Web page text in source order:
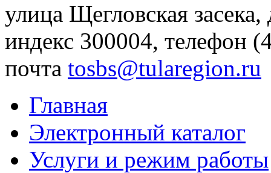
улица Щегловская
индекс 300004, телефон
почта tosbs@tularegion.ru
Главная
Электронный каталог
Услуги и режим работы